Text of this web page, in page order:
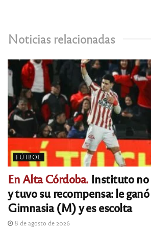
Noticias relacionadas
FÚTBOL
En Alta Córdoba.Instituto no
y tuvo su recompensa: le ganó
Gimnasia (M) y es escolta
8 de agosto de 2026